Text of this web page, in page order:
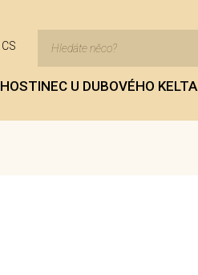
CS
HOSTINEC U DUBOVÉHO KELTA